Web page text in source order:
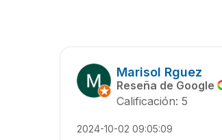
Marisol Rguez
Reseña de Google
Calificación: 5
2024-10-02 09:05:09